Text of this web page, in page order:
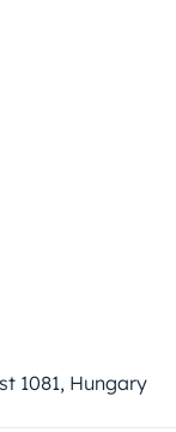
1081, Hungary